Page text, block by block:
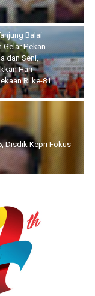
Balai
Gelar Pekan
dan Seni,
Hari
RI ke-81
Disdik Kepri Fokus